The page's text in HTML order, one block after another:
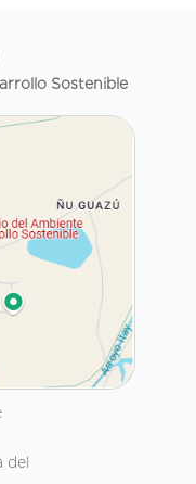
Sostenible
del